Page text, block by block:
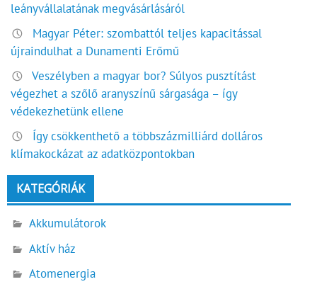
leányvállalatának megvásárlásáról
Magyar Péter: szombattól teljes kapacitással
újraindulhat a Dunamenti Erőmű
Veszélyben a magyar bor? Súlyos pusztítást
végezhet a szőlő aranyszínű sárgasága – így
védekezhetünk ellene
Így csökkenthető a többszázmilliárd dolláros
klímakockázat az adatközpontokban
KATEGÓRIÁK
Akkumulátorok
Aktív ház
Atomenergia